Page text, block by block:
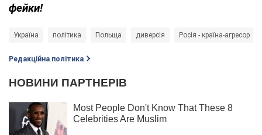
фейки!
Україна політика Польща диверсія Росія - країна-агресор
Редакційна політика